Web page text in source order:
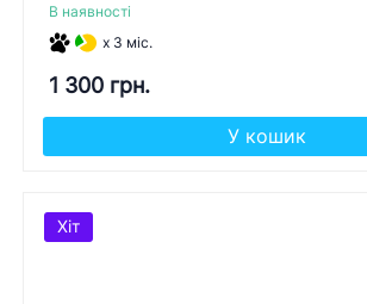
В наявності
x 3 міс.
1 300 грн.
У кошик
Хіт